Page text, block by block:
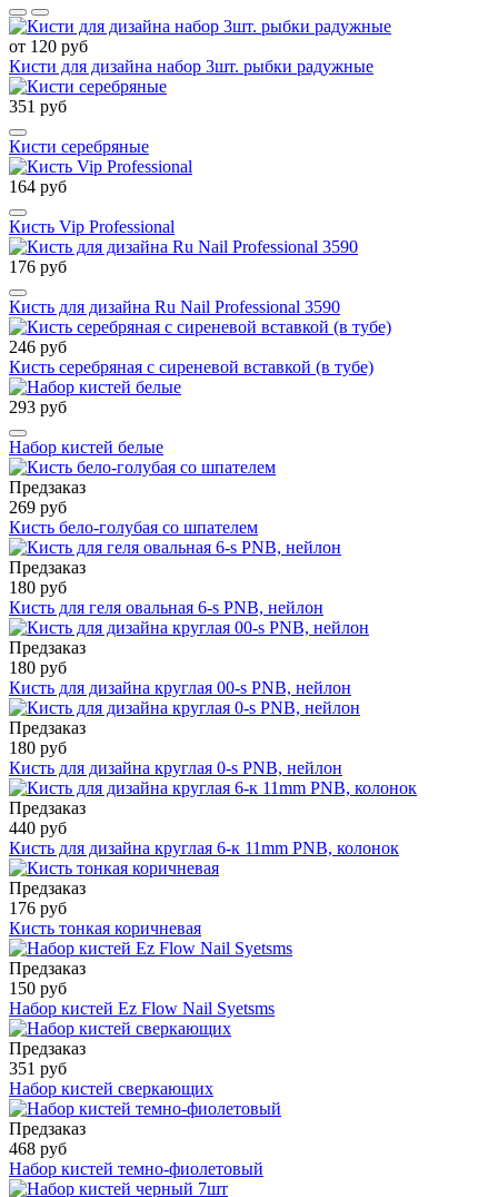
от 120 руб
Кисти для дизайна набор 3шт. рыбки радужные
351 руб
Кисти серебряные
164 руб
Кисть Vip Professional
176 руб
Кисть для дизайна Ru Nail Professional 3590
246 руб
Кисть серебряная с сиреневой вставкой (в тубе)
293 руб
Набор кистей белые
Предзаказ
269 руб
Кисть бело-голубая со шпателем
Предзаказ
180 руб
Кисть для геля овальная 6-s PNB, нейлон
Предзаказ
180 руб
Кисть для дизайна круглая 00-s PNB, нейлон
Предзаказ
180 руб
Кисть для дизайна круглая 0-s PNB, нейлон
Предзаказ
440 руб
Кисть для дизайна круглая 6-к 11mm PNB, колонок
Предзаказ
176 руб
Кисть тонкая коричневая
Предзаказ
150 руб
Набор кистей Ez Flow Nail Syetsms
Предзаказ
351 руб
Набор кистей сверкающих
Предзаказ
468 руб
Набор кистей темно-фиолетовый